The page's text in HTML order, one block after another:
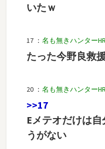
いたｗ
17 ： 名も無きハンター
たった今野良救
20 ： 名も無きハンター
>>17
Eメテオだけは
うがない